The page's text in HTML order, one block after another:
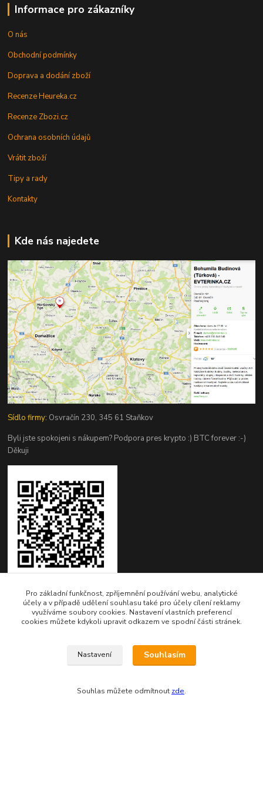
Informace pro zákazníky
O nás
Obchodní podmínky
Doprava a dodání zboží
Recenze Heureka.cz
Recenze Zbozi.cz
Ochrana osobních údajů
Vrátit zboží
Tipy a rady
Kontakty
Kde nás najedete
Sídlo firmy: Osvračín 230, 345 61 Staňkov
Byli jste spokojeni s nákupem? Podpora pres krypto :) BTC forever :-)
Děkuji
Kontakty
EVTERINKA.CZ - Bohumila Budínová
Pro základní funkčnost, zpříjemnění používání webu, analytické
účely a v případě udělení souhlasu také pro účely cílení reklamy
využíváme soubory cookies. Nastavení vlastních preferencí
cookies můžete kdykoli upravit odkazem ve spodní části stránek.
Nastavení Souhlasím
Souhlas můžete odmítnout zde.